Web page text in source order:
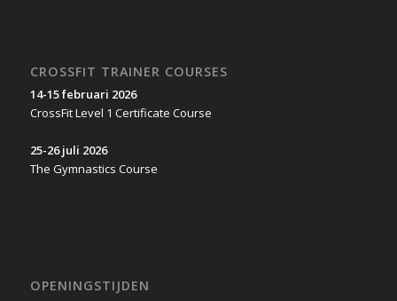
CROSSFIT TRAINER COURSES
14-15 februari 2026
CrossFit Level 1 Certificate Course
25-26 juli 2026
The Gymnastics Course
OPENINGSTIJDEN